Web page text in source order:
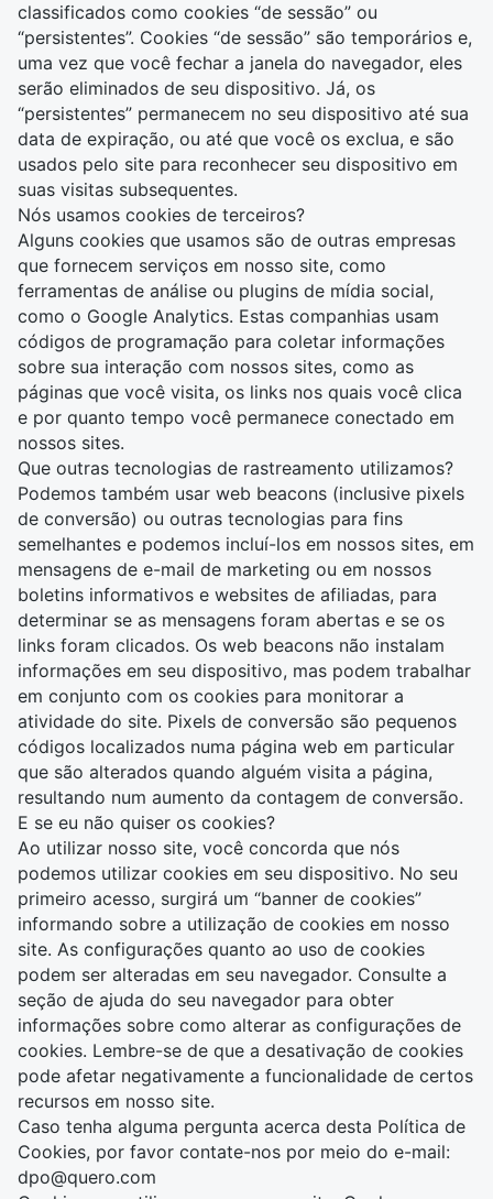
classificados como cookies “de sessão” ou
“persistentes”. Cookies “de sessão” são temporários e,
uma vez que você fechar a janela do navegador, eles
serão eliminados de seu dispositivo. Já, os
“persistentes” permanecem no seu dispositivo até sua
data de expiração, ou até que você os exclua, e são
usados pelo site para reconhecer seu dispositivo em
suas visitas subsequentes.
Nós usamos cookies de terceiros?
Alguns cookies que usamos são de outras empresas
que fornecem serviços em nosso site, como
ferramentas de análise ou plugins de mídia social,
como o Google Analytics. Estas companhias usam
códigos de programação para coletar informações
sobre sua interação com nossos sites, como as
páginas que você visita, os links nos quais você clica
e por quanto tempo você permanece conectado em
nossos sites.
Que outras tecnologias de rastreamento utilizamos?
Podemos também usar web beacons (inclusive pixels
de conversão) ou outras tecnologias para fins
semelhantes e podemos incluí-los em nossos sites, em
mensagens de e-mail de marketing ou em nossos
boletins informativos e websites de afiliadas, para
determinar se as mensagens foram abertas e se os
links foram clicados. Os web beacons não instalam
informações em seu dispositivo, mas podem trabalhar
em conjunto com os cookies para monitorar a
atividade do site. Pixels de conversão são pequenos
códigos localizados numa página web em particular
que são alterados quando alguém visita a página,
resultando num aumento da contagem de conversão.
E se eu não quiser os cookies?
Ao utilizar nosso site, você concorda que nós
podemos utilizar cookies em seu dispositivo. No seu
primeiro acesso, surgirá um “banner de cookies”
informando sobre a utilização de cookies em nosso
site. As configurações quanto ao uso de cookies
podem ser alteradas em seu navegador. Consulte a
seção de ajuda do seu navegador para obter
informações sobre como alterar as configurações de
cookies. Lembre-se de que a desativação de cookies
pode afetar negativamente a funcionalidade de certos
recursos em nosso site.
Caso tenha alguma pergunta acerca desta Política de
Cookies, por favor contate-nos por meio do e-mail:
dpo@quero.com